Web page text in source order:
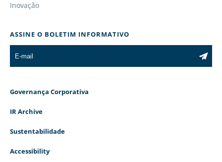
Inovação
ASSINE O BOLETIM INFORMATIVO
Governança Corporativa
IR Archive
Sustentabilidade
Accessibility